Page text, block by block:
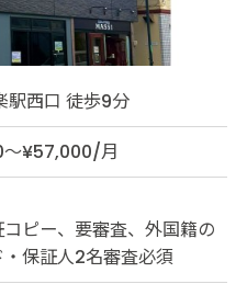
駅西口 徒歩9分
¥57,000/月
ピー、要審査、外国籍の
保証人2名審査必須